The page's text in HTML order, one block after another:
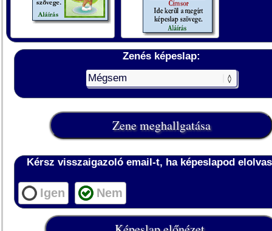
Zenés képeslap:
Kérsz visszaigazoló email-t, ha képeslapod
Igen Nem